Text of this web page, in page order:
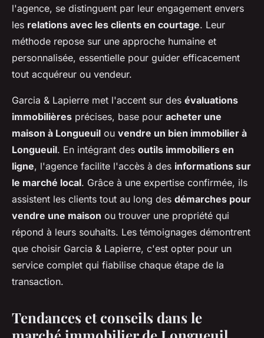
l'agence, se distinguent par leur engagement envers
les relations avec les clients en courtage. Leur
méthode repose sur une approche humaine et
personnalisée, essentielle pour guider efficacement
tout acquéreur ou vendeur.
Garcia & Lapierre met l'accent sur des évaluations
immobilières précises, base pour acheter une
maison à Longueuil ou vendre un bien immobilier à
Longueuil. En intégrant des outils immobiliers en
ligne, l'agence facilite l'accès à des informations sur
le marché local. Grâce à une expertise confirmée, ils
assistent les clients tout au long des démarches pour
vendre une maison ou trouver une propriété qui
répond à leurs souhaits. Les témoignages démontrent
que choisir Garcia & Lapierre, c'est opter pour un
service complet qui fiabilise chaque étape de la
transaction.
Tendances et conseils dans le